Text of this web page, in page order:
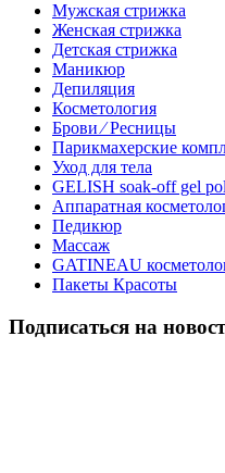
Мужская стрижка
Женская стрижка
Детская стрижка
Маникюр
Депиляция
Косметология
Брови ⁄ Ресницы
Парикмахерские
Уход для тела
GELISH soak-off gel
Аппаратная
Педикюр
Массаж
GATINEAU
Пакеты Красоты
Подписаться на